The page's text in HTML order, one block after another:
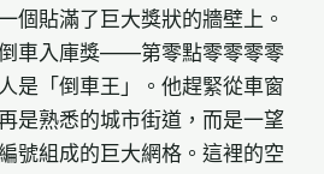
個貼滿了巨大獎狀的牆壁上。
車入庫獎——第零點零零零零
是「倒車王」。他趕緊從車窗
是熟悉的城市街道，而是一望
號組成的巨大網格。這裡的空